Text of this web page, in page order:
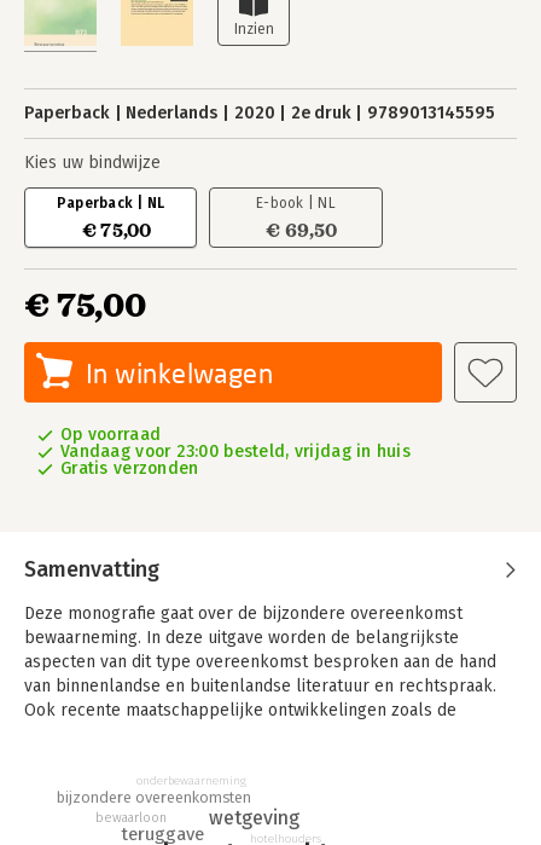
Paperback Nederlands 2020 2e druk 9789013145595
Kies uw bindwijze
Paperback | NL
€ 75,00
E-book | NL
€ 69,50
€ 75,00
In winkelwagen
Op voorraad
Vandaag voor 23:00 besteld, vrijdag in huis
Gratis verzonden
Samenvatting
Deze monografie gaat over de bijzondere overeenkomst
bewaarneming. In deze uitgave worden de belangrijkste
aspecten van dit type overeenkomst besproken aan de hand
van binnenlandse en buitenlandse literatuur en rechtspraak.
Ook recente maatschappelijke ontwikkelingen zoals de
In de praktijk ontstaat regelmatig discussie over de kwalificatie
van een bijzondere overeenkomst. Is er sprake van opdracht,
koop, aanneming van werk of bewaarneming? Het antwoord op
teruggave
wetgeving
bijzondere overeenkomsten
bewaarloon
hotelhouders
onderbewaarneming